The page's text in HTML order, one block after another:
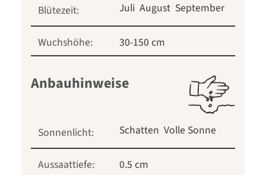
Blütezeit: Juli August September
Wuchshöhe: 30-150 cm
Anbauhinweise
Sonnenlicht: Schatten Volle Sonne
Aussaattiefe:
0.5 cm